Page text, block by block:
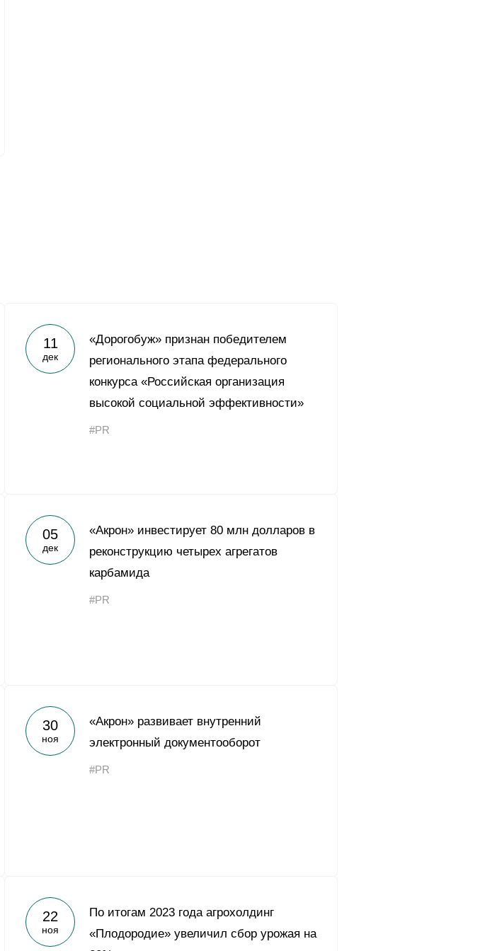
11
дек
«Дорогобуж» признан победителем
регионального этапа федерального
конкурса «Российская организация
высокой социальной эффективности»
#PR
05
дек
«Акрон» инвестирует 80 млн долларов в
реконструкцию четырех агрегатов
карбамида
#PR
30
ноя
«Акрон» развивает внутренний
электронный документооборот
#PR
22
ноя
По итогам 2023 года агрохолдинг
«Плодородие» увеличил сбор урожая на